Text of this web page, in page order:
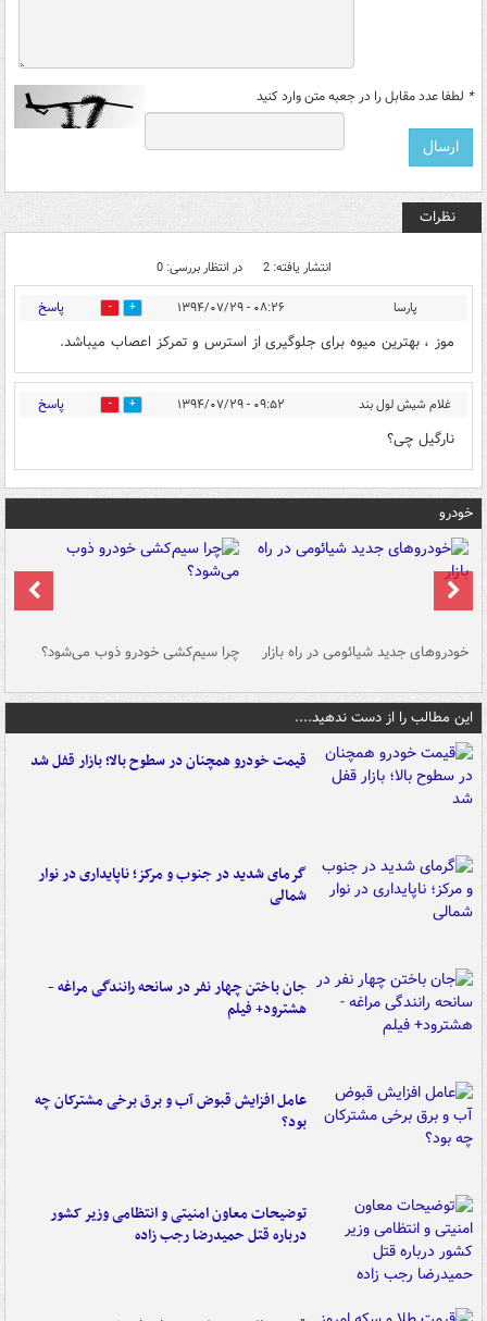
* لطفا عدد مقابل را در جعبه متن وارد کنید
نظرات
انتشار یافته: 2 در انتظار بررسی: 0
پارسا ۰۸:۲۶ - ۱۳۹۴/۰۷/۲۹ 0 پاسخ
موز ، بهترین میوه برای جلوگیری از استرس و تمرکز اعصاب میباشد.
غلام شیش لول بند ۰۹:۵۲ - ۱۳۹۴/۰۷/۲۹ 0 پاسخ
نارگیل چی؟
خودرو
خودروهای جدید شیائومی در راه بازار چرا سیم‌کشی خودرو ذوب می‌شود؟
این مطالب را از دست ندهید....
قیمت خودرو همچنان در سطوح بالا؛ بازار قفل شد
گرمای شدید در جنوب و مرکز؛ ناپایداری در نوار
شمالی
جان باختن چهار نفر در سانحه رانندگی مراغه -
هشترود+ فیلم
عامل افزایش قبوض آب و برق برخی مشترکان چه
بود؟
توضیحات معاون امنیتی و انتظامی وزیر کشور
درباره قتل حمیدرضا رجب زاده